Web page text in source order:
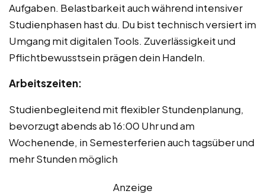
Aufgaben. Belastbarkeit auch während intensiver
Studienphasen hast du. Du bist technisch versiert im
Umgang mit digitalen Tools. Zuverlässigkeit und
Pflichtbewusstsein prägen dein Handeln.
Arbeitszeiten:
Studienbegleitend mit flexibler Stundenplanung,
bevorzugt abends ab 16:00 Uhr und am
Wochenende, in Semesterferien auch tagsüber und
mehr Stunden möglich
Anzeige